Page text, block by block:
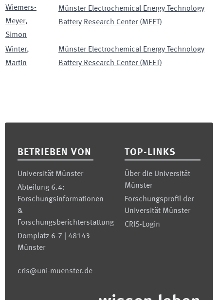
Wiemers-
Meyer,
Simon
Münster Electrochemical Energy Technology
Battery Research Center (MEET)
Winter,
Martin
Münster Electrochemical Energy Technology
Battery Research Center (MEET)
BETRIEBEN VON
Universität Münster
Abteilung 6.4:
Forschungsinformationen
&
Forschungsberichterstattung
Domplatz 6-7 | 48143
Münster
cris@uni-muenster.de
TOP-LINKS
Über die Universität
Münster
Forschungsprofil der
Universität Münster
CRIS-Login